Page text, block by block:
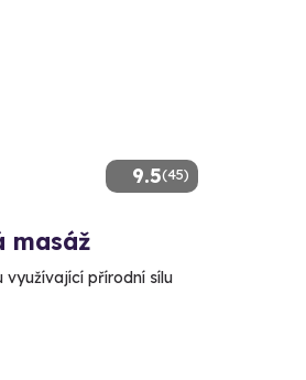
9.5(45)
masáž
využívající přírodní sílu